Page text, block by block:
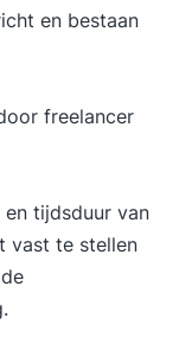
en bestaan
freelancer
tijdsduur van
vast te stellen